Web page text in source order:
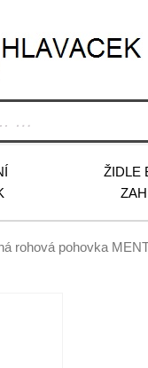
ŽIDLE
rohová pohovka